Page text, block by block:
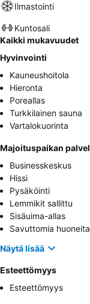
Ilmastointi
Kuntosali
Kaikki mukavuudet
Hyvinvointi
Kauneushoitola
Hieronta
Poreallas
Turkkilainen sauna
Vartalokuorinta
Majoituspaikan
Businesskeskus
Hissi
Pysäköinti
Lemmikit sallittu
Sisäuima-allas
Savuttomia huoneita
Näytä lisää
Esteettömyys
Esteettömyys